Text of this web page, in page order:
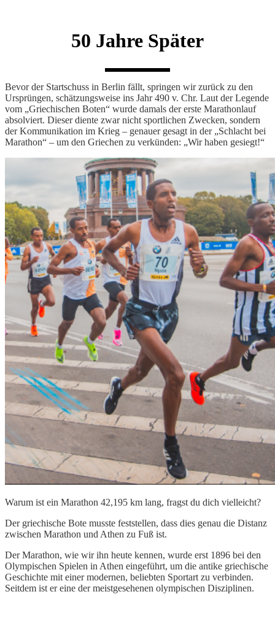
50 Jahre Später
Bevor der Startschuss in Berlin fällt, springen wir zurück zu den
Ursprüngen, schätzungsweise ins Jahr 490 v. Chr. Laut der Legende
vom „Griechischen Boten“ wurde damals der erste Marathonlauf
absolviert. Dieser diente zwar nicht sportlichen Zwecken, sondern
der Kommunikation im Krieg – genauer gesagt in der „Schlacht bei
Marathon“ – um den Griechen zu verkünden: „Wir haben gesiegt!“
Warum ist ein Marathon 42,195 km lang, fragst du dich vielleicht?
Der griechische Bote musste feststellen, dass dies genau die Distanz
zwischen Marathon und Athen zu Fuß ist.
Der Marathon, wie wir ihn heute kennen, wurde erst 1896 bei den
Olympischen Spielen in Athen eingeführt, um die antike griechische
Geschichte mit einer modernen, beliebten Sportart zu verbinden.
Seitdem ist er eine der meistgesehenen olympischen Disziplinen.